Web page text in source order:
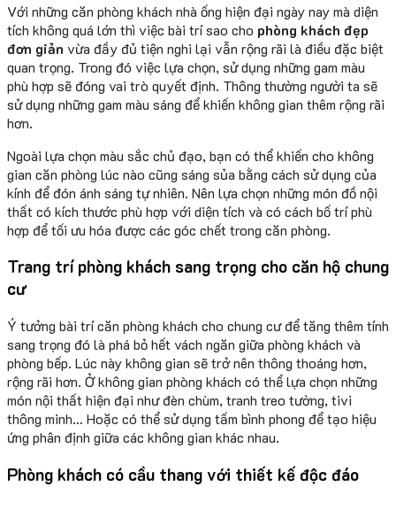
Với những căn phòng khách nhà ống hiện đại ngày nay mà diện
tích không quá lớn thì việc bài trí sao cho phòng khách đẹp
đơn giản vừa đầy đủ tiện nghi lại vẫn rộng rãi là điều đặc biệt
quan trọng. Trong đó việc lựa chọn, sử dụng những gam màu
phù hợp sẽ đóng vai trò quyết định. Thông thường người ta sẽ
sử dụng những gam màu sáng để khiến không gian thêm rộng rãi
hơn.
Ngoài lựa chọn màu sắc chủ đạo, bạn có thể khiến cho không
gian căn phòng lúc nào cũng sáng sủa bằng cách sử dụng của
kính để đón ánh sáng tự nhiên. Nên lựa chọn những món đồ nội
thất có kích thước phù hợp với diện tích và có cách bố trí phù
hợp để tối ưu hóa được các góc chết trong căn phòng.
Trang trí phòng khách sang trọng cho căn hộ chung
cư
Ý tưởng bài trí căn phòng khách cho chung cư để tăng thêm tính
sang trọng đó là phá bỏ hết vách ngăn giữa phòng khách và
phòng bếp. Lúc này không gian sẽ trở nên thông thoáng hơn,
rộng rãi hơn. Ở không gian phòng khách có thể lựa chọn những
món nội thất hiện đại như đèn chùm, tranh treo tường, tivi
thông minh… Hoặc có thể sử dụng tấm bình phong để tạo hiệu
ứng phân định giữa các không gian khác nhau.
Phòng khách có cầu thang với thiết kế độc đáo